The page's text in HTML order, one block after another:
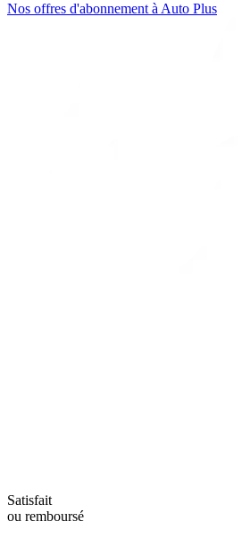
Nos offres d'abonnement à Auto Plus
Satisfait
ou remboursé